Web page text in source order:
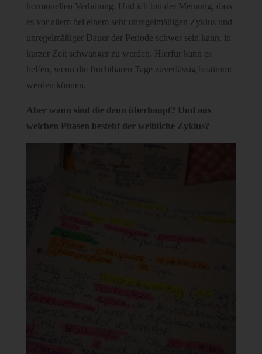
hormonellen Verhütung. Und ich bin der Meinung, dass
es vor allem bei einem sehr unregelmäßigen Zyklus und
unregelmäßiger Dauer der Periode schwer sein kann, in
kurzer Zeit schwanger zu werden. Hierfür kann es
helfen, wenn die fruchtbaren Tage zuverlässig bestimmt
werden können.
Aber wann sind die denn überhaupt? Und aus
welchen Phasen besteht der weibliche Zyklus?